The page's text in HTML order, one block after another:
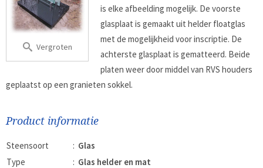
Vergroten
is elke afbeelding mogelijk. De voorste
glasplaat is gemaakt uit helder floatglas
met de mogelijkheid voor inscriptie. De
achterste glasplaat is gematteerd. Beide
platen weer door middel van RVS houders
geplaatst op een granieten sokkel.
Product informatie
Steensoort : Glas
Type
: Glas helder en mat